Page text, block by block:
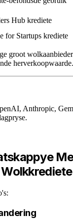
Hub krediete
for Startups krediete
groot
herverkoopwaarde.
Anthropic,